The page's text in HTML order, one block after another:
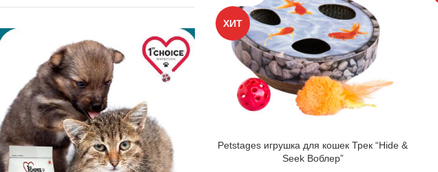
ХИТ
Petstages игрушка для кошек Трек “Hide &
Seek Воблер”